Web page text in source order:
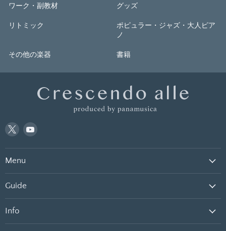
ワーク・副教材 グッズ
リトミック
ポピュラー・ジャズ・大人ピア
ノ
その他の楽器 書籍
Twitter
見
つ
け
て
YouTube
見
け
Menu
Guide
Info